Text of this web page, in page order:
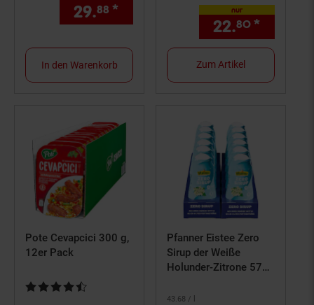
29.88 * Aktueller Preis: 29,88€
In den Warenkorb
nur
22.80 *
Zum Artikel
Pote Cevapcici 300 g,
12er Pack
Kundenbewertung: 4,51 von 5 Sternen
Pfanner Eistee Zero
Sirup der Weiße
Holunder-Zitrone 57
43.68 / l